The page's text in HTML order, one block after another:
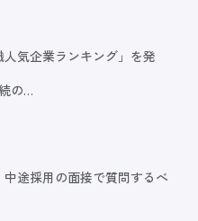
人気企業ランキング」を発
の…
中途採用の面接で質問するべ